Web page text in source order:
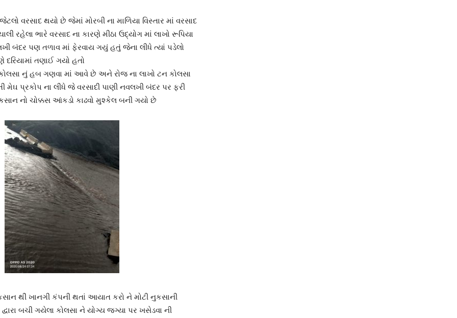
વરસાદ થયો છે જેમાં મોરબી ના માળિયા વિસ્તાર માં વરસાદ
રહેલા ભારે વરસાદ ના કારણે મીઠા ઉદ્યોગ માં લાખો રૂપિયા
બંદર પણ તળાવ માં ફેરવાય ગયું હતું જેના લીધે ત્યાં પડેલો
દરિયામાં તણાઈ ગયો હતો
નું હબ ગણવા માં આવે છે અને રોજ ના લાખો ટન કોલસા
પ્રકોપ ના લીધે જે વરસાદી પાણી નવલખી બંદર પર ફરી
નો ચોક્કસ આંકડો કાઢવો મુશ્કેલ બની ગયો છે
થીં ખાનગી કંપની થતાં આયાત કરો ને મોટી નુકસાની
બચી ગયેલા કોલસા ને યોગ્ય જગ્યા પર ખસેડવા ની